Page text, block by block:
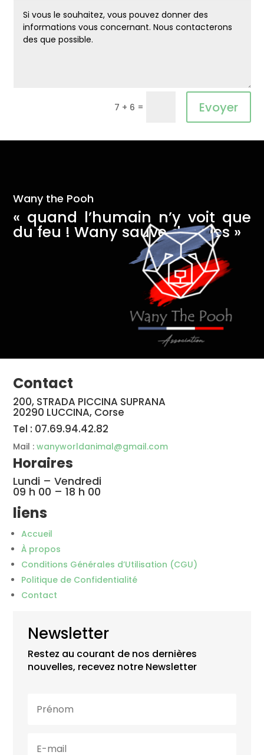
7 + 6 = Evoyer
Wany the Pooh
« quand l’humain n’y voit que
du feu ! Wany sauve des vies »
Contact
200, STRADA PICCINA SUPRANA
20290 LUCCINA, Corse
Tel : 07.69.94.42.82
Mail :wanyworldanimal@gmail.com
Horaires
Lundi – Vendredi
09 h 00 – 18 h 00
liens
Accueil
À propos
Conditions Générales d’Utilisation (CGU)
Politique de Confidentialité
Contact
Newsletter
Restez au courant de nos dernières
nouvelles, recevez notre Newsletter